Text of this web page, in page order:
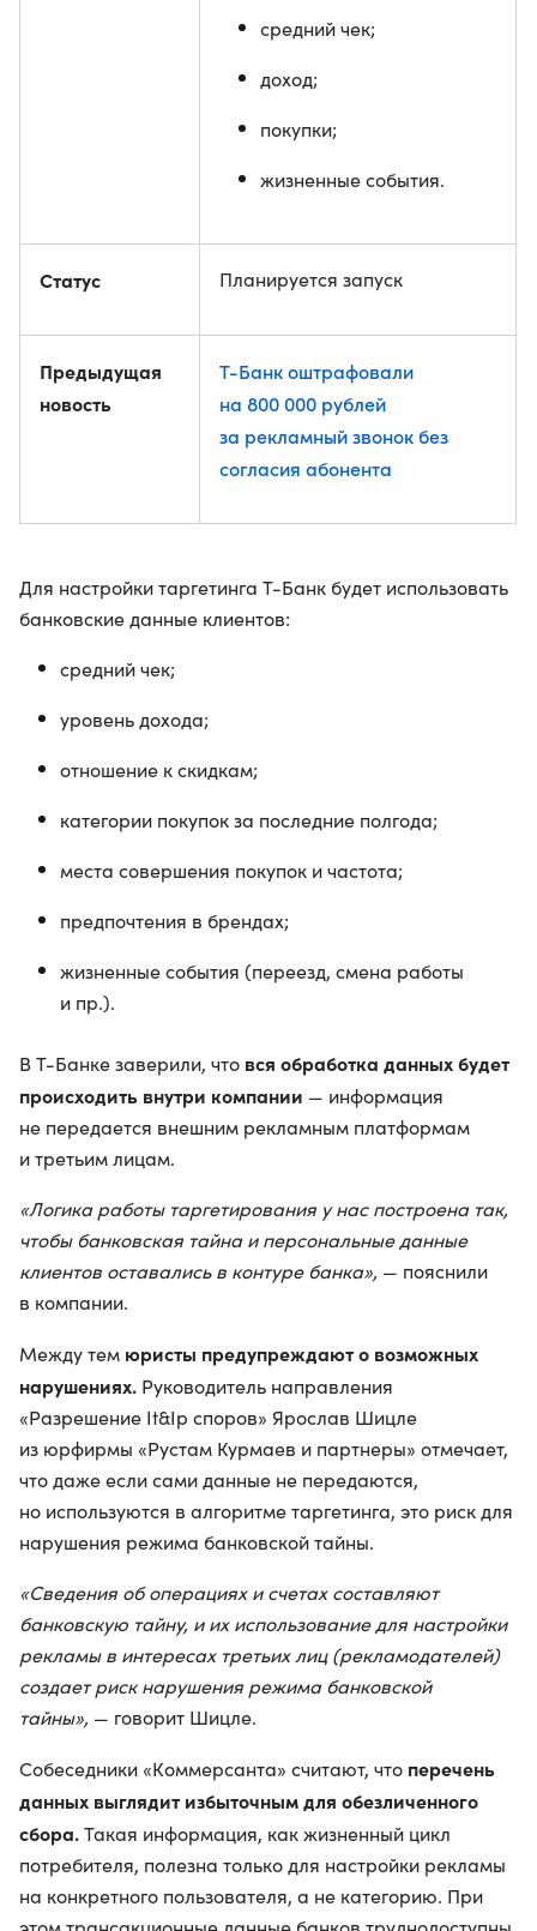
средний чек;
доход;
покупки;
жизненные события.
Статус Планируется запуск
Предыдущая
новость
Т-Банк оштрафовали
на 800 000 рублей
за рекламный звонок без
согласия абонента
Для настройки таргетинга Т-Банк будет использовать
банковские данные клиентов:
средний чек;
уровень дохода;
отношение к скидкам;
категории покупок за последние полгода;
места совершения покупок и частота;
предпочтения в брендах;
жизненные события (переезд, смена работы
и пр.).
В Т-Банке заверили, что вся обработка данных будет
происходить внутри компании — информация
не передается внешним рекламным платформам
и третьим лицам.
«Логика работы таргетирования у нас построена так,
чтобы банковская тайна и персональные данные
клиентов оставались в контуре банка», — пояснили
в компании.
Между тем юристы предупреждают о возможных
нарушениях. Руководитель направления
«Разрешение It&Ip споров» Ярослав Шицле
из юрфирмы «Рустам Курмаев и партнеры» отмечает,
что даже если сами данные не передаются,
но используются в алгоритме таргетинга, это риск для
нарушения режима банковской тайны.
«Сведения об операциях и счетах составляют
банковскую тайну, и их использование для настройки
рекламы в интересах третьих лиц (рекламодателей)
создает риск нарушения режима банковской
тайны», — говорит Шицле.
Собеседники «Коммерсанта» считают, что перечень
данных выглядит избыточным для обезличенного
сбора.Такая информация, как жизненный цикл
потребителя, полезна только для настройки рекламы
на конкретного пользователя, а не категорию. При